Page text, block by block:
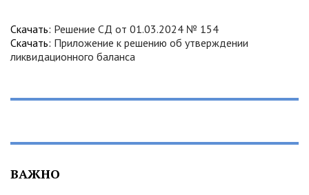
Скачать: Решение СД от 01.03.2024 № 154
Скачать: Приложение к решению об утверждении
ликвидационного баланса
ВАЖНО